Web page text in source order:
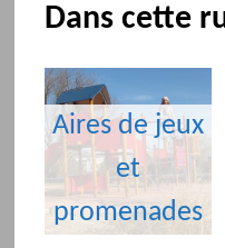
Dans cette
Aires de jeux
et
promenades